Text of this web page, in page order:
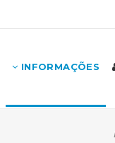
INFORMAÇÕES